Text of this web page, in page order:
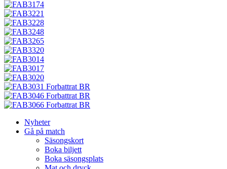
Nyheter
Gå på match
Säsongskort
Boka biljett
Boka säsongsplats